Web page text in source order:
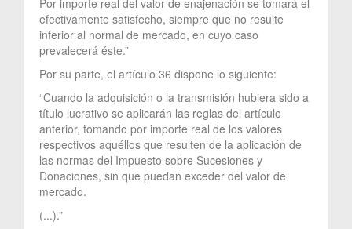
efectivamente satisfecho, siempre que no resulte
inferior al normal de mercado, en cuyo caso
prevalecerá éste.”
Por su parte, el artículo 36 dispone lo siguiente:
“Cuando la adquisición o la transmisión hubiera sido a
título lucrativo se aplicarán las reglas del artículo
anterior, tomando por importe real de los valores
respectivos aquéllos que resulten de la aplicación de
las normas del Impuesto sobre Sucesiones y
Donaciones, sin que puedan exceder del valor de
mercado.
(...).”